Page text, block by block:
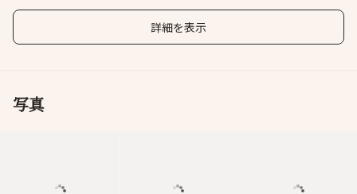
詳細を表示
写真